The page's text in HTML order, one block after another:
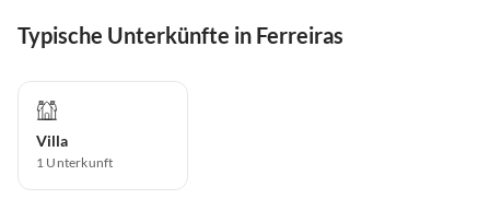
Typische Unterkünfte in Ferreiras
Villa
1 Unterkunft